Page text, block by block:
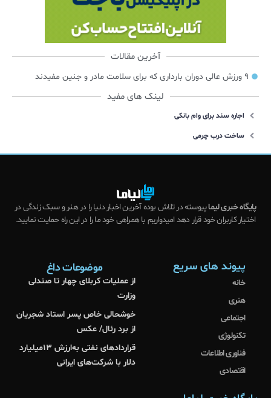
آخرین مقالات
۹ ورزش عالی دوران بارداری که برای سلامت مادر و جنین مفیدند
لینک های مفید
اجاره سند برای وام بانکی
ساخت درب چرمی
پایگاه خبری لیماپیوسته در تلاش بوده آخرین اخبار دنیا را در هنر و سبک زندگی در
اختیار کاربران خود قرار دهد امیدواریم با همراهی خود ما را در این راه حمایت نمایید.
پیوند های سریع
خانه
هنری
اجتماعی
تکنولوژی
فناوری اطلاعات
اقتصادی
موضوعات داغ
از عملیات کربلای چهار تا صندلی
وزارت
خوشحالی خاص پسر استاد شجریان
از برد رئال/ عکس
قراردادهای نفتی به‌ارزش ۱۳میلیارد
دلار با شرکت‌های ایرانی